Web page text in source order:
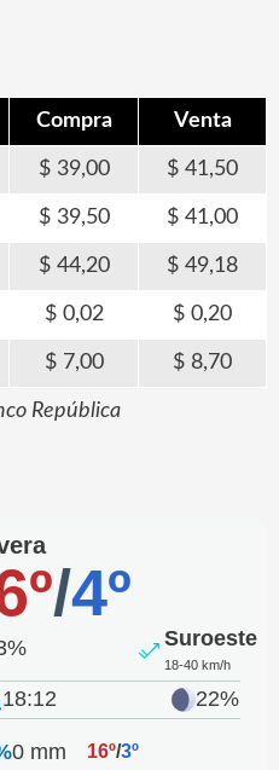
Compra Venta
39,00 41,50
39,50 41,00
44,20 49,18
0,02 0,20
7,00 8,70
República
/4º
Suroeste
18-40 km/h
18:12 22%
0 mm 16º/3º